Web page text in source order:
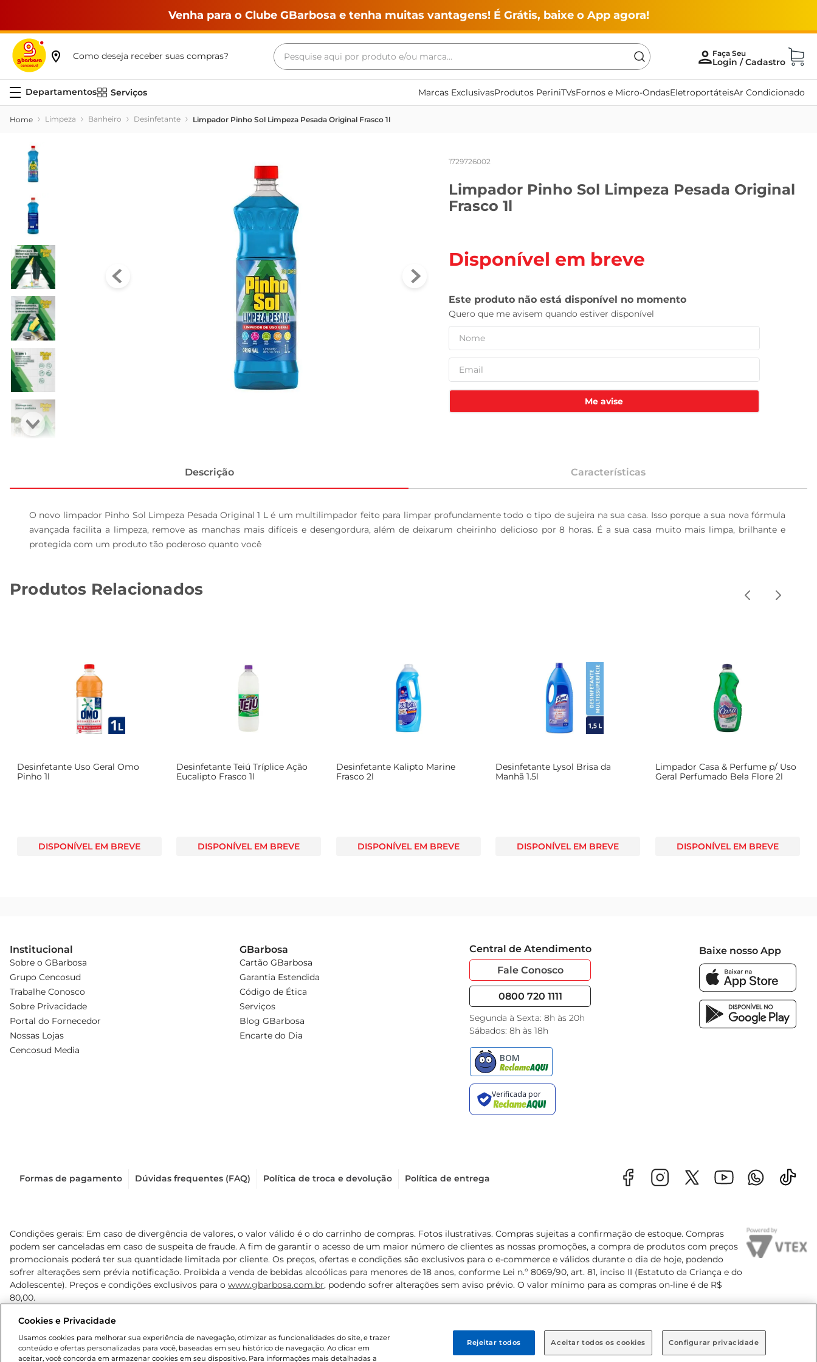
Venha para o Clube GBarbosa e tenha muitas vantagens! É Grátis, baixe o App agora!
Como deseja receber suas compras?
Pesquise aqui por produto e/ou marca...
Serviços Marcas ExclusivasProdutos PeriniTVsFornos e Micro-OndasEletroportáteisAr Condicionado
Limpeza Banheiro Desinfetante Limpador Pinho Sol Limpeza Pesada Original Frasco 1l
1729726002
Limpador Pinho Sol Limpeza Pesada Original
Frasco 1l
Disponível em breve
Me avise
Descrição Características
O novo limpador Pinho Sol Limpeza Pesada Original 1 L é um multilimpador feito para limpar profundamente todo o tipo de sujeira na sua casa. Isso porque a sua nova fórmula
avançada facilita a limpeza, remove as manchas mais difíceis e desengordura, além de deixarum cheirinho delicioso por 8 horas. É a sua casa muito mais limpa, brilhante e
protegida com um produto tão poderoso quanto você
Produtos Relacionados
Desinfetante Uso Geral Omo
Pinho 1l
DISPONÍVEL EM BREVE
Desinfetante Teiú Tríplice Ação
Eucalipto Frasco 1l
DISPONÍVEL EM BREVE
Desinfetante Kalipto Marine
Frasco 2l
DISPONÍVEL EM BREVE
Desinfetante Lysol Brisa da
Manhã 1.5l
DISPONÍVEL EM BREVE
Limpador Casa & Perfume p/ Uso
Geral Perfumado Bela Flore 2l
DISPONÍVEL EM BREVE
Institucional
Sobre o GBarbosa
Grupo Cencosud
Trabalhe Conosco
Sobre Privacidade
Portal do Fornecedor
Nossas Lojas
Cencosud Media
GBarbosa
Cartão GBarbosa
Garantia Estendida
Código de Ética
Serviços
Blog GBarbosa
Encarte do Dia
Central de Atendimento
Fale Conosco
0800 720 1111
Segunda à Sexta: 8h às 20h
Sábados: 8h às 18h
Baixe nosso App
Formas de pagamento Dúvidas frequentes (FAQ) Política de troca e devolução Política de entrega
Condições gerais: Em caso de divergência de valores, o valor válido é o do carrinho de compras. Fotos ilustrativas. Compras sujeitas a confirmação de estoque. Compras
podem ser canceladas em caso de suspeita de fraude. A fim de garantir o acesso de um maior número de clientes as nossas promoções, a compra de produtos com preços
promocionais poderá ter sua quantidade limitada por cliente. Os preços, ofertas e condições são exclusivos para o e-commerce e válidos durante o dia de hoje, podendo
sofrer alterações sem prévia notificação. Proibida a venda de bebidas alcoólicas para menores de 18 anos, conforme Lei n.º 8069/90, art. 81, inciso II (Estatuto da Criança e do
Adolescente). Preços e condições exclusivos para o www.gbarbosa.com.br, podendo sofrer alterações sem aviso prévio. O valor mínimo para as compras on-line é de R$
80,00.
Termos mais buscados
maquina lavar
frango
Cookies e Privacidade
Usamos cookies para melhorar sua experiência de navegação, otimizar as funcionalidades do site, e trazer
conteúdo e ofertas personalizadas para você, baseadas em seu histórico de navegação. Ao clicar em
aceitar, você concorda em armazenar cookies em seu dispositivo. Para informações mais detalhadas a
Configurar privacidade
Rejeitar todos Aceitar todos os cookies